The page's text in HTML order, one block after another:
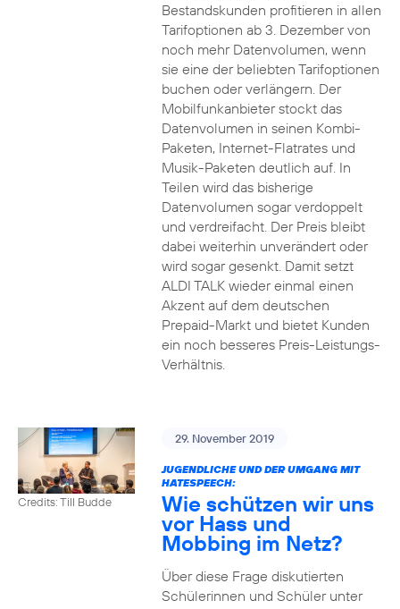
Bestandskunden profitieren in allen
Tarifoptionen ab 3. Dezember von
noch mehr Datenvolumen, wenn
sie eine der beliebten Tarifoptionen
buchen oder verlängern. Der
Mobilfunkanbieter stockt das
Datenvolumen in seinen Kombi-
Paketen, Internet-Flatrates und
Musik-Paketen deutlich auf. In
Teilen wird das bisherige
Datenvolumen sogar verdoppelt
und verdreifacht. Der Preis bleibt
dabei weiterhin unverändert oder
wird sogar gesenkt. Damit setzt
ALDI TALK wieder einmal einen
Akzent auf dem deutschen
Prepaid-Markt und bietet Kunden
ein noch besseres Preis-Leistungs-
Verhältnis.
Credits: Till Budde
29. November 2019
JUGENDLICHE UND DER UMGANG MIT
HATESPEECH:
Wie schützen wir uns
vor Hass und
Mobbing im Netz?
Über diese Frage diskutierten
Schülerinnen und Schüler unter